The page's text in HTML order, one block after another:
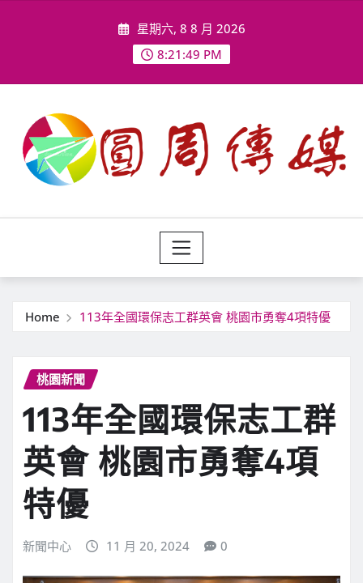
星期六, 8 8 月 2026
8:21:50 PM
Home 113年全國環保志工群英會 桃園市勇奪4項特優
桃園新聞
113年全國環保志工群
英會 桃園市勇奪4項
特優
新聞中心 11 月 20, 2024 0